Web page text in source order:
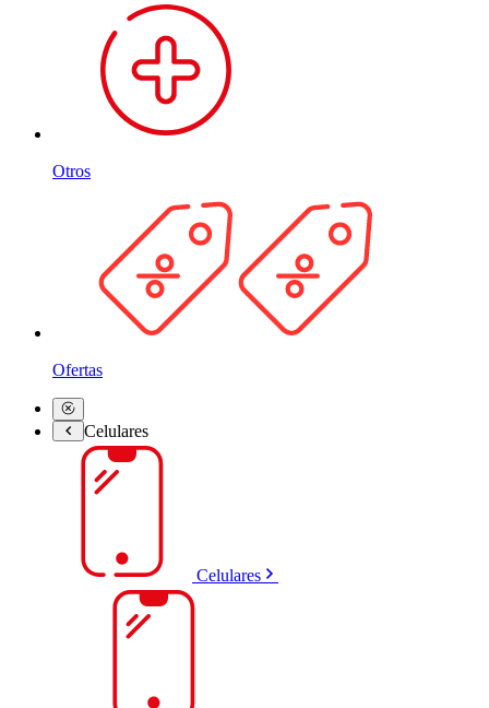
Otros
Ofertas
Celulares
Celulares